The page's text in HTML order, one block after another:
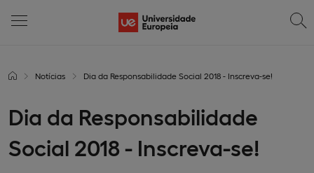
Notícias Dia da Responsabilidade Social 2018 - Inscreva-se!
Dia da Responsabilidade
Social 2018 - Inscreva-se!